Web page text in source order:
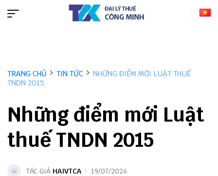
TRANG CHỦ TIN TỨC
NHỮNG ĐIỂM MỚI LUẬT THUẾ
TNDN 2015
Những điểm mới Luật
thuế TNDN 2015
TÁC GIẢ HAIVTCA 19/07/2024